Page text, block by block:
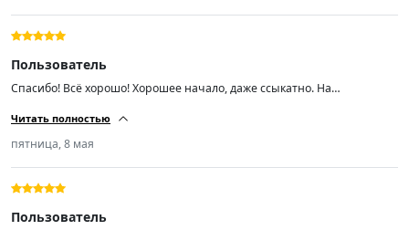
Пользователь
Спасибо! Всё хорошо! Хорошее начало, даже ссыкатно. На
30гр. это максимум. Диски стальные ваз r14 заводские 5 лет
эксплуатации. Недокама, блеватти, хердеганд что-то.... Если продавец
точно знает что делает, то можно пожелать только успехов во всём!
Читать полностью
пятница, 8 мая
Пользователь